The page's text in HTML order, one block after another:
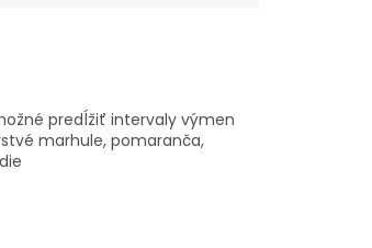
predĺžiť intervaly výmen
marhule, pomaranča,